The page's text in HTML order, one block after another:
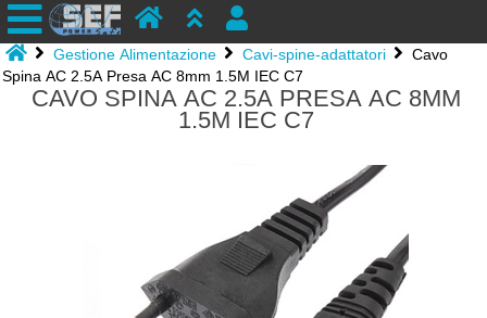
Gestione Alimentazione Cavi-spine-adattatori
Cavo
Spina AC 2.5A Presa AC 8mm 1.5M IEC C7
CAVO SPINA AC 2.5A PRESA AC 8MM
1.5M IEC C7